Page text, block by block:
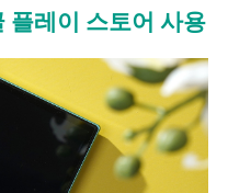
플레이 스토어 사용